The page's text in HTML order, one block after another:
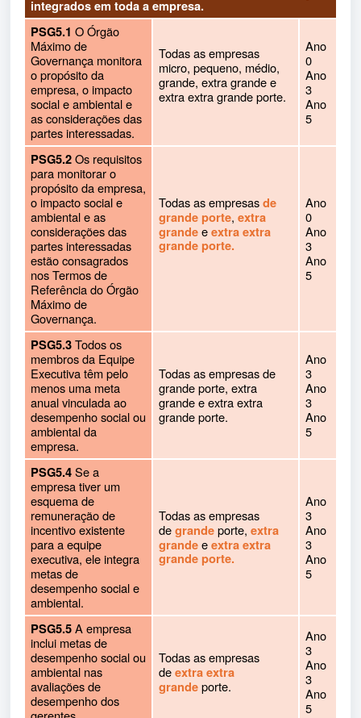
integrados em toda a empresa.
PSG5.1 O Órgão
Máximo de
Governança monitora
o propósito da
empresa, o impacto
social e ambiental e
as considerações das
partes interessadas.
Todas as empresas
micro, pequeno, médio,
grande, extra grande e
extra extra grande porte.
Ano
0
Ano
3
Ano
5
PSG5.2Os requisitos
para monitorar o
propósito da empresa,
o impacto social e
ambiental e as
considerações das
partes interessadas
estão consagrados
nos Termos de
Referência do Órgão
Máximo de
Governança.
Todas as empresasde
grande porte, extra
grandeeextra extra
grande porte.
Ano
0
Ano
3
Ano
5
PSG5.3Todos os
membros da Equipe
Executiva têm pelo
menos uma meta
anual vinculada ao
desempenho social ou
ambiental da
empresa.
Todas as empresas de
grande porte, extra
grande e extra extra
grande porte.
Ano
3
Ano
3
Ano
5
PSG5.4Se a
empresa tiver um
esquema de
remuneração de
incentivo existente
para a equipe
executiva, ele integra
metas de
desempenho social e
ambiental.
Todas as empresas
degrandeporte, extra
grandeeextra extra
grande porte.
Ano
3
Ano
3
Ano
5
PSG5.5A empresa
inclui metas de
desempenho social ou
ambiental nas
avaliações de
desempenho dos
Todas as empresas
deextra extra
grandeporte.
Ano
3
Ano
3
Ano
5